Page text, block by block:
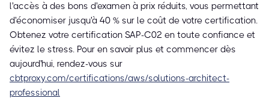
l'accès à des bons d'examen à prix réduits, vous permettant
d'économiser jusqu'à 40 % sur le coût de votre certification.
Obtenez votre certification SAP-C02 en toute confiance et
évitez le stress. Pour en savoir plus et commencer dès
aujourd'hui, rendez-vous sur
cbtproxy.com/certifications/aws/solutions-architect-
professional